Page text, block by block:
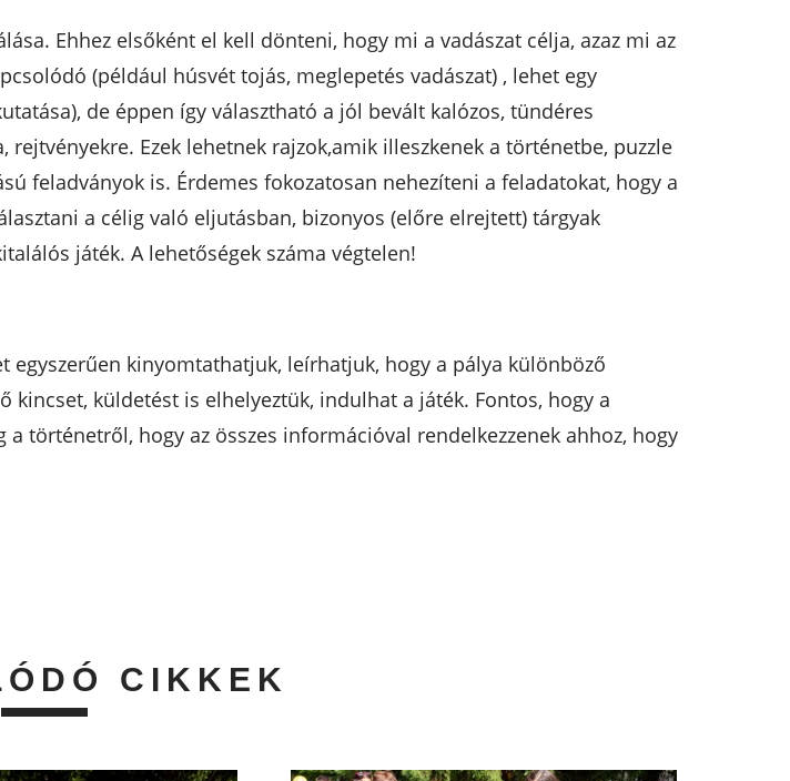
Ehhez elsőként el kell dönteni, hogy mi a vadászat célja, azaz mi az
(például húsvét tojás, meglepetés vadászat) , lehet egy
de éppen így választható a jól bevált kalózos, tündéres
Ezek lehetnek rajzok,amik illeszkenek a történetbe, puzzle
feladványok is. Érdemes fokozatosan nehezíteni a feladatokat, hogy a
a célig való eljutásban, bizonyos (előre elrejtett) tárgyak
játék. A lehetőségek száma végtelen!
kinyomtathatjuk, leírhatjuk, hogy a pálya különböző
küldetést is elhelyeztük, indulhat a játék. Fontos, hogy a
történetről, hogy az összes információval rendelkezzenek ahhoz, hogy
CIKKEK